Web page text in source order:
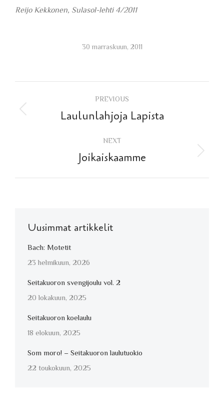
Reijo Kekkonen, Sulasol-lehti 4/2011
30 marraskuun, 2011
Post
navigation
PREVIOUS
Previous
Laulunlahjoja Lapista
NEXT
Next
Joikaiskaamme
Uusimmat artikkelit
Bach: Motetit
23 helmikuun, 2026
Seitakuoron svengijoulu vol. 2
20 lokakuun, 2025
Seitakuoron koelaulu
18 elokuun, 2025
Som moro! – Seitakuoron laulutuokio
22 toukokuun, 2025